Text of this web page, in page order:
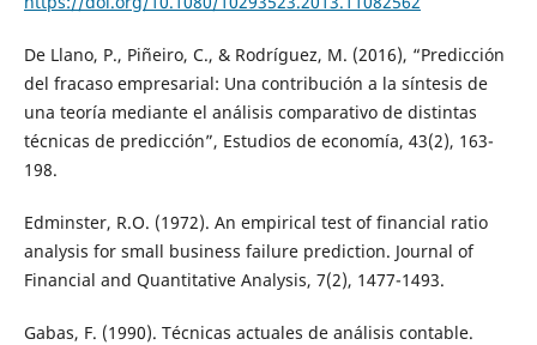
De Llano, P., Piñeiro, C., & Rodríguez, M. (2016), “Predicción
del fracaso empresarial: Una contribución a la síntesis de
una teoría mediante el análisis comparativo de distintas
técnicas de predicción”, Estudios de economía, 43(2), 163-
198.
Edminster, R.O. (1972). An empirical test of financial ratio
analysis for small business failure prediction. Journal of
Financial and Quantitative Analysis, 7(2), 1477-1493.
Gabas, F. (1990). Técnicas actuales de análisis contable.